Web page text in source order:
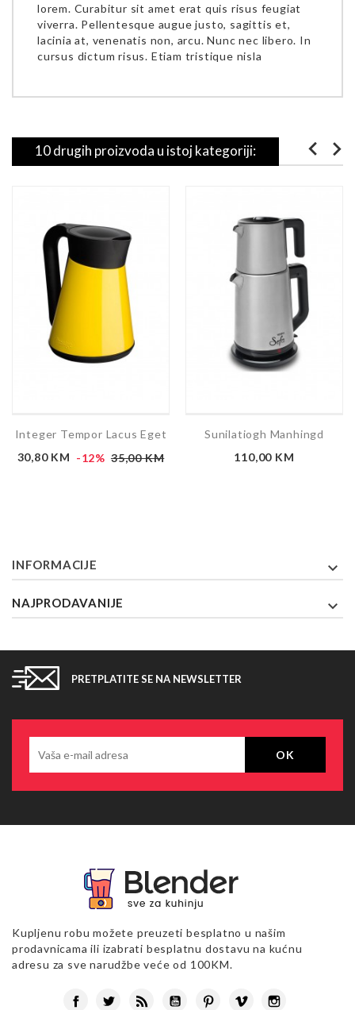
lorem. Curabitur sit amet erat quis risus feugiat
viverra. Pellentesque augue justo, sagittis et,
lacinia at, venenatis non, arcu. Nunc nec libero. In
cursus dictum risus. Etiam tristique nisla
10 drugih proizvoda u istoj kategoriji:
Integer Tempor Lacus Eget
Cijena
30,80 KM -12% Redovna
35,00 KM
Sunilatiogh Manhingd
Cijena
110,00 KM
INFORMACIJE 
NAJPRODAVANIJE 
PRETPLATITE SE NA NEWSLETTER
Kupljenu robu možete preuzeti besplatno u našim
prodavnicama ili izabrati besplatnu dostavu na kućnu
adresu za sve narudžbe veće od 100KM.
FacebookTwitter Rss YouTubePinterest
Vimeo